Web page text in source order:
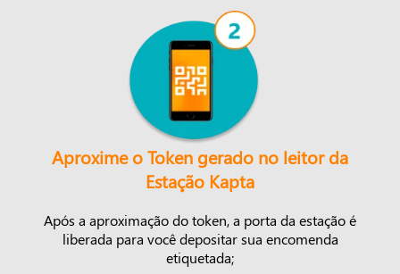
Aproxime o Token gerado no leitor da
Estação Kapta
Após a aproximação do token, a porta da estação é
liberada para você depositar sua encomenda
etiquetada;